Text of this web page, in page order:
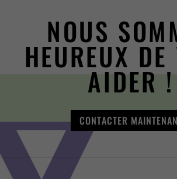
NOUS
HEUREUX DE
AIDER !
CONTACTER